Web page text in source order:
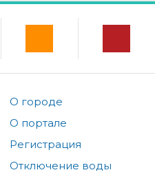
О городе
О портале
Регистрация
Отключение воды